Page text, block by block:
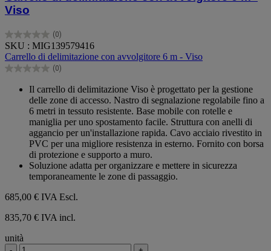
Viso
(0)
0.0
su
5
stelle.
SKU : MIG139579416
Carrello di delimitazione con avvolgitore 6 m - Viso
(0)
0.0
Il carrello di delimitazione Viso è progettato per la gestione
delle zone di accesso. Nastro di segnalazione regolabile fino a
6 metri in tessuto resistente. Base mobile con rotelle e
maniglia per uno spostamento facile. Struttura con anelli di
aggancio per un'installazione rapida. Cavo acciaio rivestito in
PVC per una migliore resistenza in esterno. Fornito con borsa
di protezione e supporto a muro.
Soluzione adatta per organizzare e mettere in sicurezza
temporaneamente le zone di passaggio.
685,00 € IVA Escl.
835,70 € IVA incl.
unità